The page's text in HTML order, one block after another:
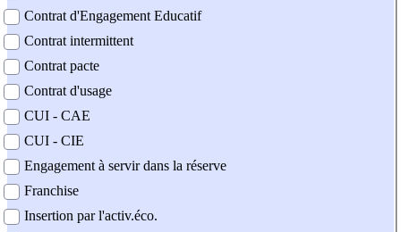
Contrat d'Engagement Educatif
Contrat intermittent
Contrat pacte
Contrat d'usage
CUI - CAE
CUI - CIE
Engagement à servir dans la réserve
Franchise
Insertion par l'activ.éco.